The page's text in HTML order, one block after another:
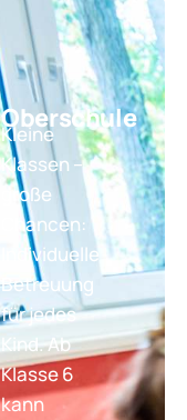
Oberschule
Kleine
Klassen –
große
Chancen:
Individuelle
Betreuung
für jedes
Kind. Ab
Klasse 6
kann